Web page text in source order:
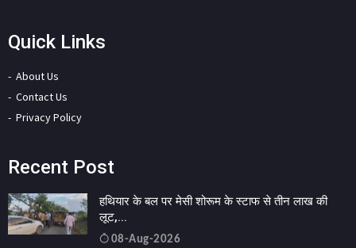
Quick Links
About Us
Contact Us
Privacy Policy
Recent Post
हथियार के बल पर मेसी शोरूम के स्टाफ से तीन लाख की
लूट,...
08-Aug-2026